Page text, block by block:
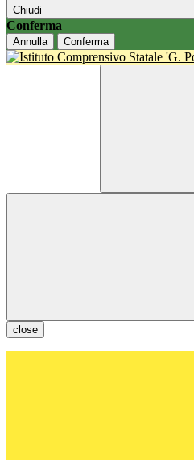
Chiudi
Conferma
Annulla Conferma
close